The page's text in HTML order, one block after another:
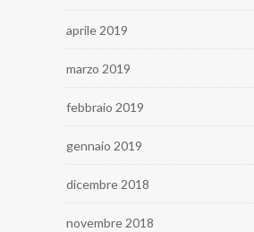
aprile 2019
marzo 2019
febbraio 2019
gennaio 2019
dicembre 2018
novembre 2018